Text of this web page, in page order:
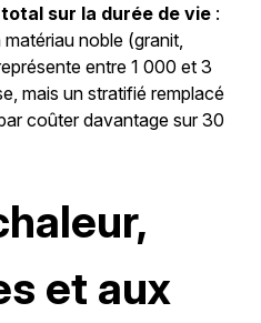
sur la durée de vie:
noble (granit,
entre 1 000 et 3
mais un stratifié remplacé
coûter davantage sur 30
et aux